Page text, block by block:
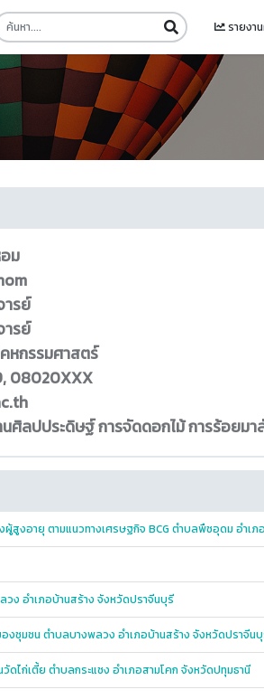
รายงา
ม
ารย์
ารย์
หกรรมศาสตร์
08020XXX
ศิลปประดิษฐ์ การจัดดอกไม้ การร้อยมา
ายุ ตามแนวทางเศรษฐกิจ BCG ตำบลพืชอุดม อำเภ
ง อำเภอบ้านสร้าง จังหวัดปราจีนบุรี
ชน ตำบลบางพลวง อำเภอบ้านสร้าง จังหวัดปราจีน
ก่เตี้ย ตำบลกระแชง อำเภอสามโคก จังหวัดปทุมธานี